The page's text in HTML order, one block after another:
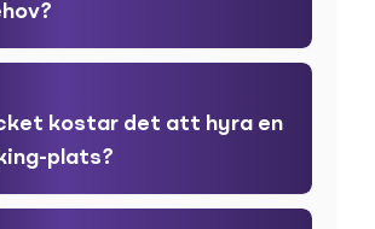
kostar det att hyra en
plats?